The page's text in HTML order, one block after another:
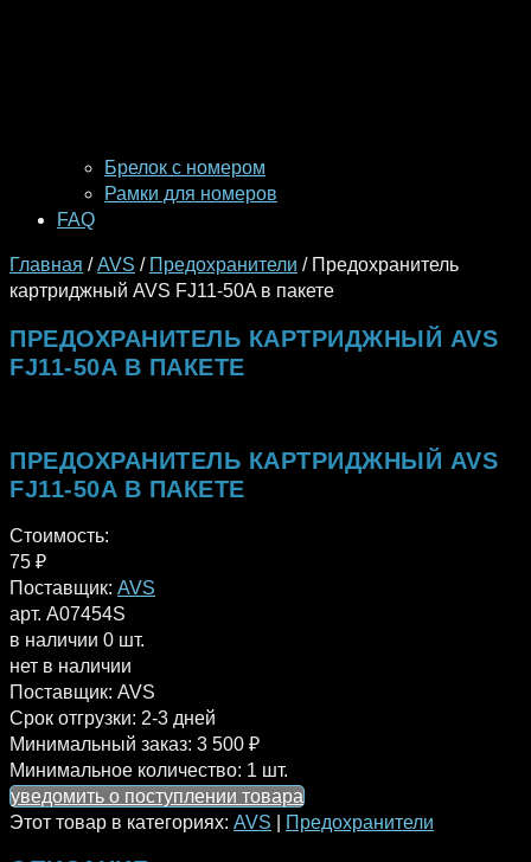
Брелок с номером
Рамки для номеров
FAQ
Главная /AVS / Предохранители / Предохранитель
картриджный AVS FJ11-50A в пакете
ПРЕДОХРАНИТЕЛЬ КАРТРИДЖНЫЙ AVS
FJ11-50A В ПАКЕТЕ
ПРЕДОХРАНИТЕЛЬ КАРТРИДЖНЫЙ AVS
FJ11-50A В ПАКЕТЕ
Стоимость:
75 ₽
Поставщик: AVS
арт. A07454S
в наличии 0 шт.
нет в наличии
Поставщик: AVS
Срок отгрузки: 2-3 дней
Минимальный заказ: 3 500 ₽
Минимальное количество: 1 шт.
уведомить о поступлении товара
Этот товар в категориях: AVS Предохранители